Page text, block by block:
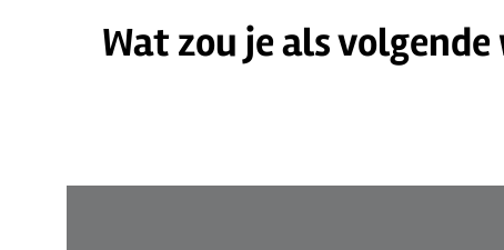
© Kaiao-SUP
Wat zou je als